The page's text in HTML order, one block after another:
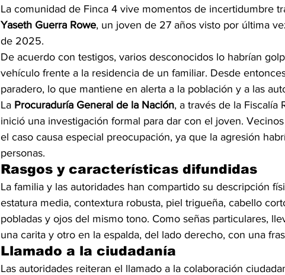
La comunidad de Finca 4 vive momentos de incertidumbre
Yaseth Guerra Rowe, un joven de 27 años visto por última
de 2025.
De acuerdo con testigos, varios desconocidos lo habrían
vehículo frente a la residencia de un familiar. Desde
paradero, lo que mantiene en alerta a la población y a las
La Procuraduría General de la Nación, a través de la Fiscalía
inició una investigación formal para dar con el joven.
el caso causa especial preocupación, ya que la agresión
personas.
Rasgos y características difundidas
La familia y las autoridades han compartido su descripción
estatura media, contextura robusta, piel trigueña, cabello
pobladas y ojos del mismo tono. Como señas particulares,
una carita y otro en la espalda, del lado derecho, con una
Llamado a la ciudadanía
Las autoridades reiteran el llamado a la colaboración